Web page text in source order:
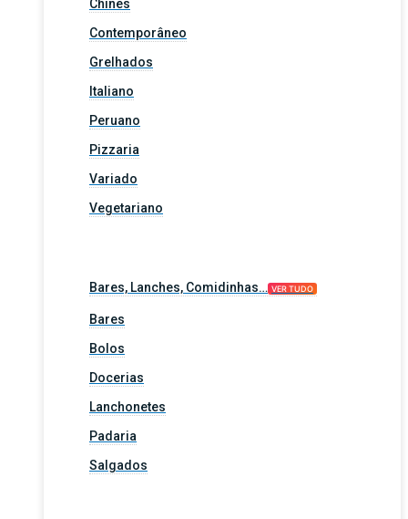
Chinês
Contemporâneo
Grelhados
Italiano
Peruano
Pizzaria
Variado
Vegetariano
Bares, Lanches, Comidinhas… VER TUDO
Bares
Bolos
Docerias
Lanchonetes
Padaria
Salgados